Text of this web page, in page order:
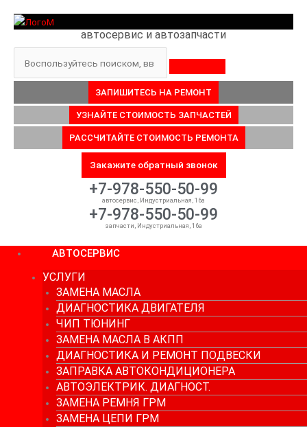
автосервис и автозапчасти
ЗАПИШИТЕСЬ НА РЕМОНТ
УЗНАЙТЕ СТОИМОСТЬ ЗАПЧАСТЕЙ
РАССЧИТАЙТЕ СТОИМОСТЬ РЕМОНТА
Закажите обратный звонок
+7-978-550-50-99
автосервис, Индустриальная, 16а
+7-978-550-50-99
запчасти, Индустриальная, 16а
АВТОСЕРВИС
УСЛУГИ
ЗАМЕНА МАСЛА
ДИАГНОСТИКА ДВИГАТЕЛЯ
ЧИП ТЮНИНГ
ЗАМЕНА МАСЛА В АКПП
ДИАГНОСТИКА И РЕМОНТ ПОДВЕСКИ
ЗАПРАВКА АВТОКОНДИЦИОНЕРА
АВТОЭЛЕКТРИК. ДИАГНОСТ.
ЗАМЕНА РЕМНЯ ГРМ
ЗАМЕНА ЦЕПИ ГРМ